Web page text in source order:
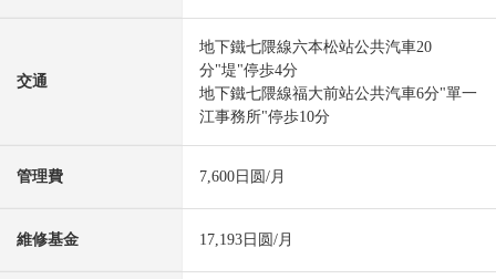
交通
地下鐵七隈線六本松站公共汽車20
分"堤"停歩4分
地下鐵七隈線福大前站公共汽車6分"單一
江事務所"停歩10分
管理費 7,600日圆/月
維修基金 17,193日圆/月